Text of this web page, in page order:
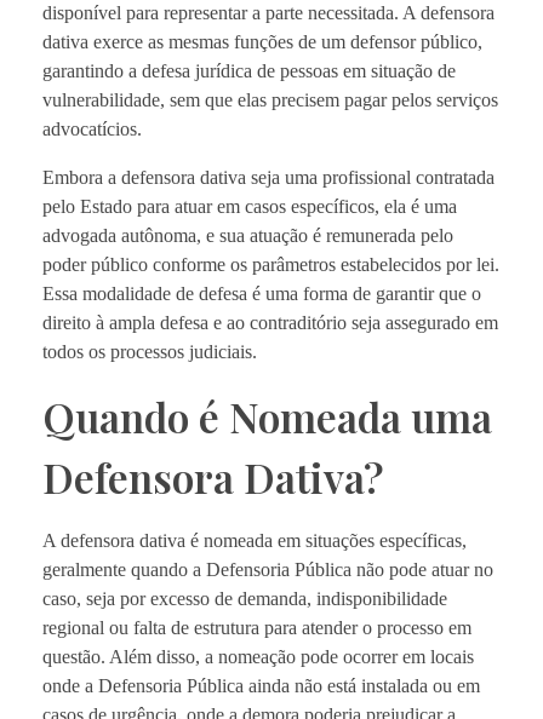
disponível para representar a parte necessitada. A defensora
dativa exerce as mesmas funções de um defensor público,
garantindo a defesa jurídica de pessoas em situação de
vulnerabilidade, sem que elas precisem pagar pelos serviços
advocatícios.
Embora a defensora dativa seja uma profissional contratada
pelo Estado para atuar em casos específicos, ela é uma
advogada autônoma, e sua atuação é remunerada pelo
poder público conforme os parâmetros estabelecidos por lei.
Essa modalidade de defesa é uma forma de garantir que o
direito à ampla defesa e ao contraditório seja assegurado em
todos os processos judiciais.
Quando é Nomeada uma
Defensora Dativa?
A defensora dativa é nomeada em situações específicas,
geralmente quando a Defensoria Pública não pode atuar no
caso, seja por excesso de demanda, indisponibilidade
regional ou falta de estrutura para atender o processo em
questão. Além disso, a nomeação pode ocorrer em locais
onde a Defensoria Pública ainda não está instalada ou em